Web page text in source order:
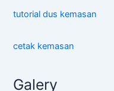
tutorial dus kemasan
cetak kemasan
Galery